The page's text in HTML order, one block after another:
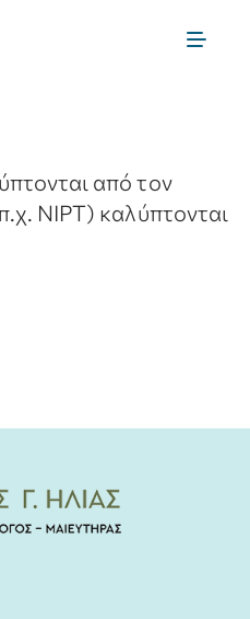
Toggle
από τον
NIPT) καλύπτονται